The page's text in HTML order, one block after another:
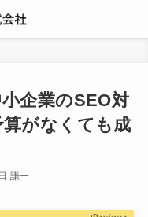
小企業のSEO対
がなくても成
謙一